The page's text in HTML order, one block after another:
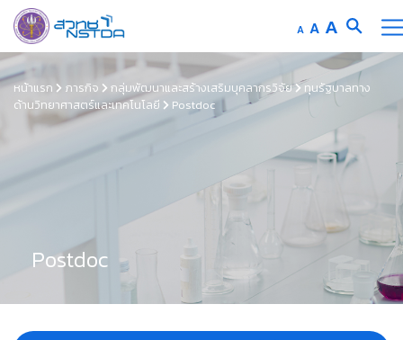
Skip
to
content
A Decrease
font
size.
AReset
font
size.
A
font
size.
หน้าแรก ภารกิจ กลุ่มพัฒนาและสร้างเสริมบุคลากรวิจัย
ทุนรัฐบาลทาง
ด้านวิทยาศาสตร์และเทคโนโลยี
Postdoc
Postdoc